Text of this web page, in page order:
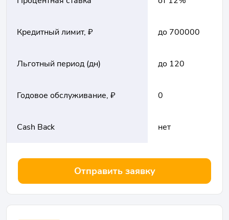
Кредитный лимит, ₽ до 700000
Льготный период (дн) до 120
Годовое обслуживание, ₽ 0
Cash Back нет
Отправить заявку